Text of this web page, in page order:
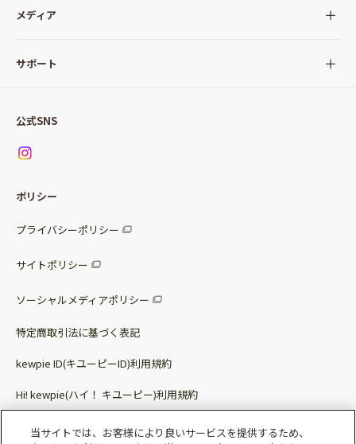
全ての商品
サラダ
パッケージサラダ
惣菜サラダ
調味料
ベビー・幼児食
その他（カレーなど）
メディア
Qummy(キユーミー)について
サポート
お問い合わせ
公式SNS
ポリシー
プライバシーポリシー
サイトポリシー
ソーシャルメディアポリシー
特定商取引法に基づく表記
kewpie ID(キユーピーID)利用規約
Hi! kewpie(ハイ！ キユーピー)利用規約
Qummy(キユーミー)利用規約​
当サイトでは、お客様により良いサービスを提供するため、